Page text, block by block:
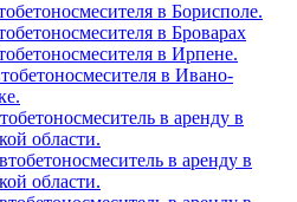
в Борисполе.
в Броварах
в Ирпене.
в Ивано-
в аренду в
области.
в аренду в
области.